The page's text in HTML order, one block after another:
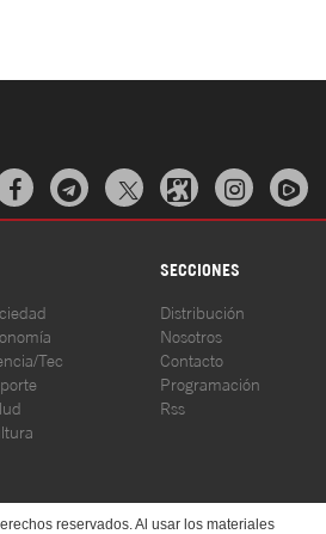
  
SECCIONES
Tec
Distribución
Nosotros
Contacto
Programación
Rss
reservados. Al usar los materiales